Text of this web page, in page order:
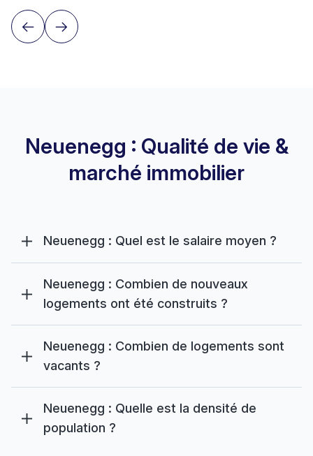
Neuenegg : Qualité de vie &
marché immobilier
Neuenegg : Quel est le salaire moyen ?
Neuenegg : Combien de nouveaux
logements ont été construits ?
Neuenegg : Combien de logements sont
vacants ?
Neuenegg : Quelle est la densité de
population ?